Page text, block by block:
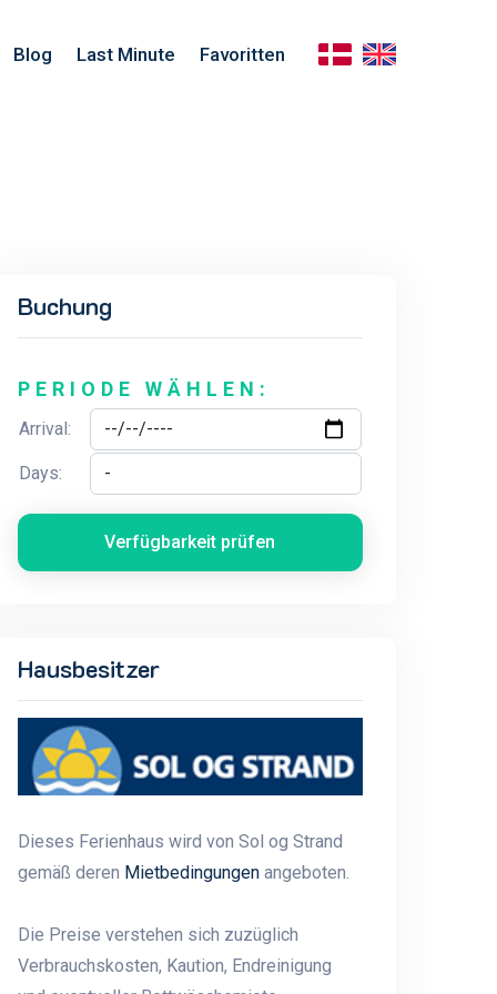
Blog Last Minute Favoritten
Buchung
PERIODE WÄHLEN:
Arrival:
Days:
Verfügbarkeit prüfen
Hausbesitzer
Dieses Ferienhaus wird von Sol og Strand
gemäß deren Mietbedingungenangeboten.
Die Preise verstehen sich zuzüglich
Verbrauchskosten, Kaution, Endreinigung